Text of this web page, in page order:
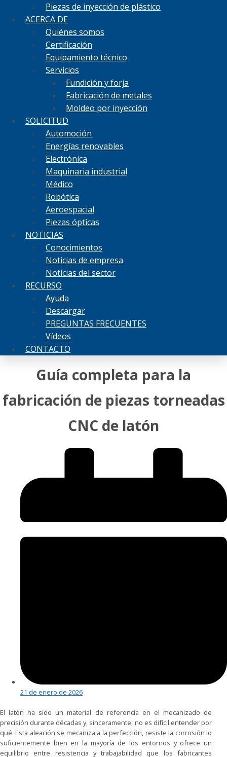
Piezas de inyección de plástico
ACERCA DE
Quiénes somos
Certificación
Equipamiento técnico
Servicios
Fundición y forja
Fabricación de metales
Moldeo por inyección
SOLICITUD
Automoción
Energías renovables
Electrónica
Maquinaria industrial
Médico
Robótica
Aeroespacial
Piezas ópticas
NOTICIAS
Conocimientos
Noticias de empresa
Noticias del sector
RECURSO
Ayuda
Descargar
PREGUNTAS FRECUENTES
Vídeos
CONTACTO
Guía completa para la
fabricación de piezas torneadas
CNC de latón
21 de enero de 2026
El latón ha sido un material de referencia en el mecanizado de
precisión durante décadas y, sinceramente, no es difícil entender por
qué. Esta aleación se mecaniza a la perfección, resiste la corrosión lo
suficientemente bien en la mayoría de los entornos y ofrece un
equilibrio entre resistencia y trabajabilidad que los fabricantes